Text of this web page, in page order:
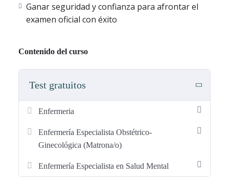
completa.
• Evaluar la calidad de las explicaciones.
• Familiarizarte con el formato de examen.
• Probar la plataforma sin compromiso.
Dispones detest gratuitospara las siguientes titulaciones
de Enfermería:
•Enfermería General
Ganar seguridad y confianza para afrontar el
examen oficial con éxito
Contenido del curso
Test gratuitos
Enfermeria
Enfermería Especialista Obstétrico-
Ginecológica (Matrona/o)
Enfermería Especialista en Salud Mental